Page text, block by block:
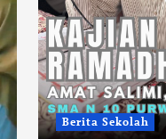
Berita Sekolah